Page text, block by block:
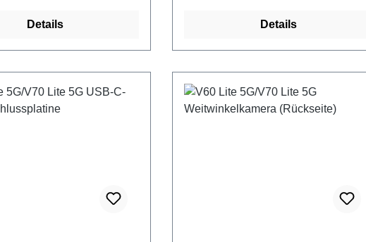
Details Details